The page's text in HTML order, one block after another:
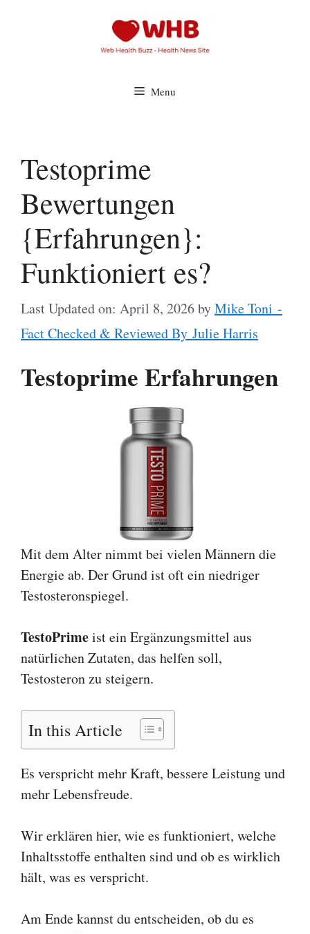
Menu
Testoprime
Bewertungen
{Erfahrungen}:
Funktioniert es?
Last Updated on: April 8, 2026byMike Toni -
Fact Checked & Reviewed By Julie Harris
Testoprime Erfahrungen
Mit dem Alter nimmt bei vielen Männern die
Energie ab. Der Grund ist oft ein niedriger
Testosteronspiegel.
TestoPrimeist ein Ergänzungsmittel aus
natürlichen Zutaten, das helfen soll,
Testosteron zu steigern.
In this Article
Es verspricht mehr Kraft, bessere Leistung und
mehr Lebensfreude.
Wir erklären hier, wie es funktioniert, welche
Inhaltsstoffe enthalten sind und ob es wirklich
hält, was es verspricht.
Am Ende kannst du entscheiden, ob du es